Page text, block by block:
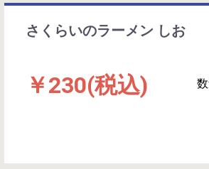
さくらいのラーメン しお
￥230(税込)